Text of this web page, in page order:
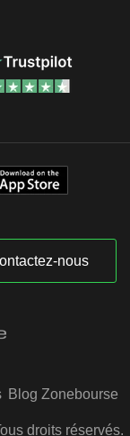
nous
Blog Zonebourse
droits réservés.